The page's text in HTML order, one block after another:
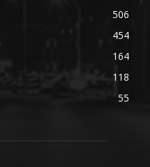
506
454
164
118
55